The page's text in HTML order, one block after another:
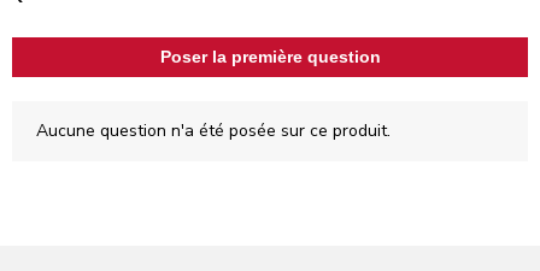
Poser la première question
Aucune question n'a été posée sur ce produit.